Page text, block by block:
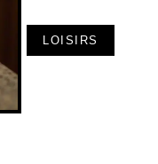
LOISIRS